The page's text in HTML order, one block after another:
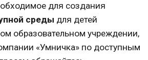
для создания
среды для детей
образовательном учреждении,
«Умничка» по доступным